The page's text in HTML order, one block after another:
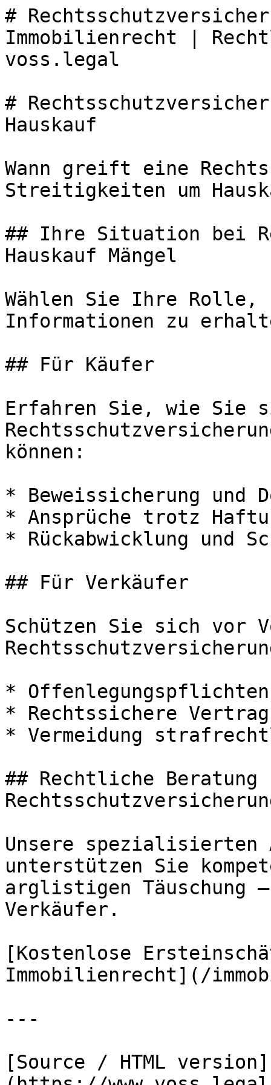
#
Immobilienrecht |
voss.legal
#
Hauskauf
Wann greift eine
Streitigkeiten um
## Ihre Situation bei
Hauskauf Mängel
Wählen Sie Ihre Rolle,
Informationen zu
## Für Käufer
Erfahren Sie, wie Sie
können:
* Beweissicherung und
* Ansprüche trotz
* Rückabwicklung und
## Für Verkäufer
Schützen Sie sich vor
* Offenlegungspflichten
* Rechtssichere
* Vermeidung
## Rechtliche Beratung
Unsere spezialisierten
unterstützen Sie
arglistigen Täuschung
Verkäufer.
[Kostenlose
Immobilienrecht](/
---
[Source / HTML version]